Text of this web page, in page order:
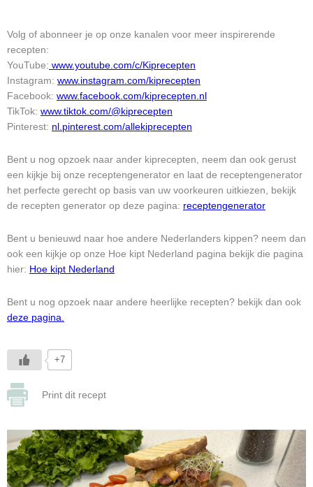
Volg of abonneer je op onze kanalen voor meer inspirerende
recepten:
YouTube: www.youtube.com/c/Kiprecepten
Instagram: www.instagram.com/kiprecepten
Facebook: www.facebook.com/kiprecepten.nl
TikTok: www.tiktok.com/@kiprecepten
Pinterest: nl.pinterest.com/allekiprecepten
Bent u nog opzoek naar ander kiprecepten, neem dan ook gerust
een kijkje bij onze receptengenerator en laat de receptengenerator
het perfecte gerecht op basis van uw voorkeuren uitkiezen, bekijk
de recepten generator op deze pagina: receptengenerator
Bent u benieuwd naar hoe andere Nederlanders kippen? neem dan
ook een kijkje op onze Hoe kipt Nederland pagina bekijk die pagina
hier: Hoe kipt Nederland
Bent u nog opzoek naar andere heerlijke recepten? bekijk dan ook
deze pagina.
+7
Print dit recept